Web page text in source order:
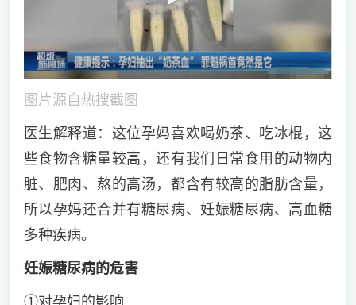
图片源自热搜截图
医生解释道：这位孕妈喜欢喝奶茶、吃冰棍，这
些食物含糖量较高，还有我们日常食用的动物内
脏、肥肉、熬的高汤，都含有较高的脂肪含量，
所以孕妈还合并有糖尿病、妊娠糖尿病、高血糖
多种疾病。
妊娠糖尿病的危害